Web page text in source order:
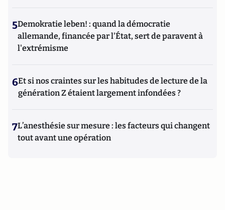
5Demokratie leben! : quand la démocratie
allemande, financée par l'État, sert de paravent à
l'extrémisme
6Et si nos craintes sur les habitudes de lecture de la
génération Z étaient largement infondées ?
7L’anesthésie sur mesure : les facteurs qui changent
tout avant une opération